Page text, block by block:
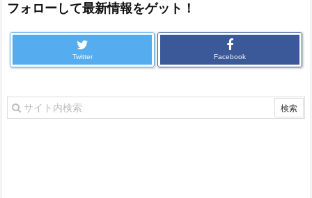
フォローして最新情報をゲット！
Twitter Facebook